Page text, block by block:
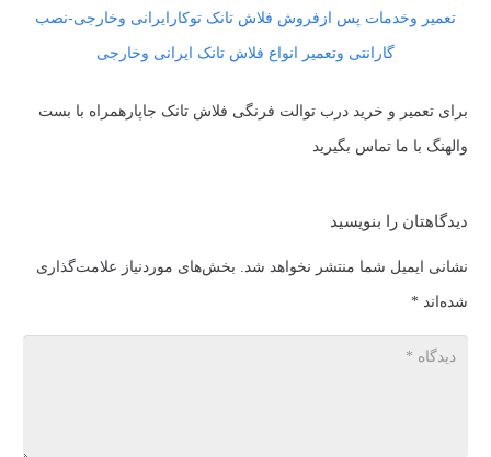
تعمیر وخدمات پس ازفروش فلاش تانک توکارایرانی وخارجی-نصب
گارانتی وتعمیر انواع فلاش تانک ایرانی وخارجی
برای تعمیر و خرید درب توالت فرنگی فلاش تانک جاپارهمراه با بست
والهنگ با ما تماس بگیرید
دیدگاهتان را بنویسید
نشانی ایمیل شما منتشر نخواهد شد. بخش‌های موردنیاز علامت‌گذاری
شده‌اند *